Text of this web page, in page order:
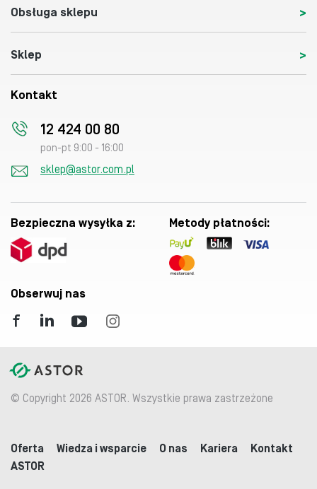
Obsługa sklepu
Sklep
Kontakt
12 424 00 80
pon-pt 9:00 - 16:00
sklep@astor.com.pl
Bezpieczna wysyłka z: Metody płatności:
Obserwuj nas
© Copyright 2026 ASTOR. Wszystkie prawa zastrzeżone
Oferta Wiedza i wsparcie O nas Kariera
Kontakt
ASTOR